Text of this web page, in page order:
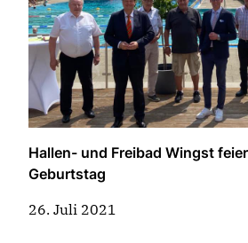
Hallen- und Freibad Wingst
Geburtstag
26. Juli 2021